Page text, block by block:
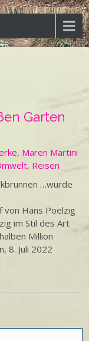
Garten
, Maren Martini
, Reisen
…wurde
von Hans Poelzig
im Stil des Art
Million
Juli 2022